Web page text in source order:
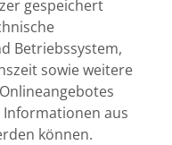
gespeichert
Betriebssystem,
sowie weitere
aus
können.